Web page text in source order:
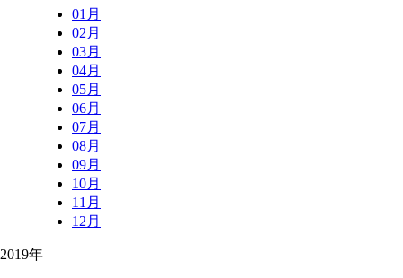
01月
02月
03月
04月
05月
06月
07月
08月
09月
10月
11月
12月
2019年